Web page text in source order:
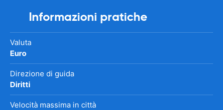
Informazioni pratiche
Valuta
Euro
Direzione di guida
Diritti
Velocità massima in città